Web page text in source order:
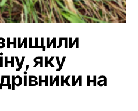
яку
на